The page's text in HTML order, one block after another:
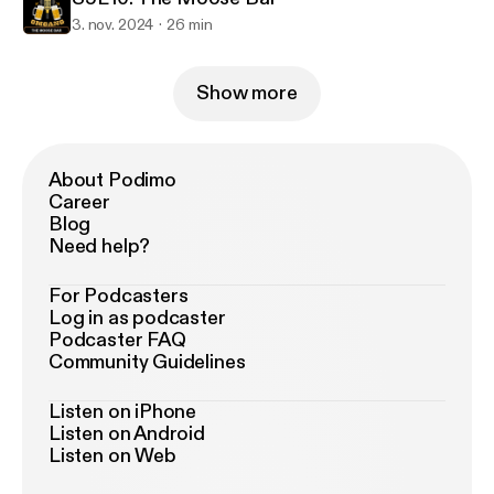
g?
__eep__=6&__cft__
yHSibdQKqZWUGOYhdRkFLR0I-
dialegdolbar?
__eep__=6&__cft__
kTElTKMidjPkw_Yid2ETvz0w-
yo&__tn__=*NK-R] @dialegdolbar @KasperBrewCo
https://www.facebook.com/kasperbrewco?
__cft__
kTElTKMidjPkw_Yid2ETvz0w-
yHSibdQKqZWUGOYhdRkFLR0I-
3. nov. 2024 26 min
Show more
About Podimo
Career
Blog
Need help?
For Podcasters
Log in as podcaster
Podcaster FAQ
Community Guidelines
Listen on iPhone
Listen on Android
Listen on Web